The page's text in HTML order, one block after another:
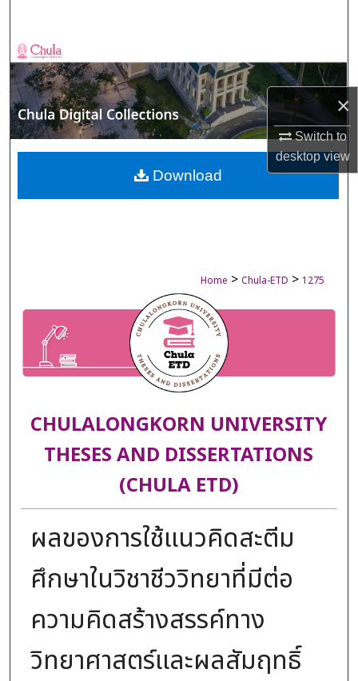
×
Switch to
desktopview
Browse Collections
My Account
About
Digital Commons Network™
Home > Chula-ETD > 1275
CHULALONGKORN UNIVERSITY
THESES AND DISSERTATIONS
(CHULA ETD)
ผลของการใช้แนวคิดสะตีม
ศึกษาในวิชาชีววิทยาที่มีต่อ
ความคิดสร้างสรรค์ทาง
วิทยาศาสตร์และผลสัมฤทธิ์
Download